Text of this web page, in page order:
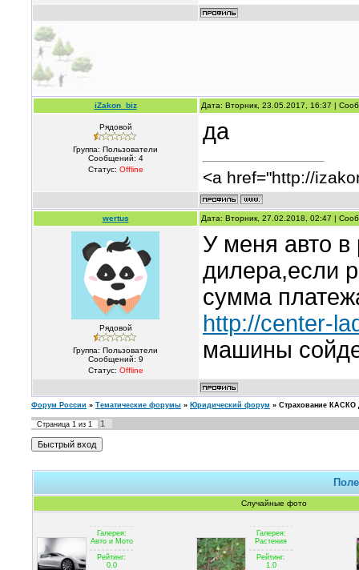
iZakon_biz Дата: Вторник, 23.05.2017, 16:37 |
Рядовой
Группа: Пользователи
Сообщений: 4
Статус: Offline
да
<a href="http://
wertus Дата: Вторник, 27.02.2018, 02:47 |
Рядовой
Группа: Пользователи
Сообщений: 9
Статус: Offline
У меня авто в
дилера,если
сумма
http://center-
машины
Форум России » Тематические форумы » Юридический форум » Страхование КАСКО
Страница 1 из 1 1
Случайные фото
Галерея:
Авто и Мото
Рейтинг:
0.0
Галерея:
Растения
Рейтинг:
1.0